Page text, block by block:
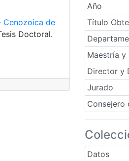
Año
Título
Maestría
Director y
Jurado
Consejero
Datos
Cenozoica de
Doctoral.